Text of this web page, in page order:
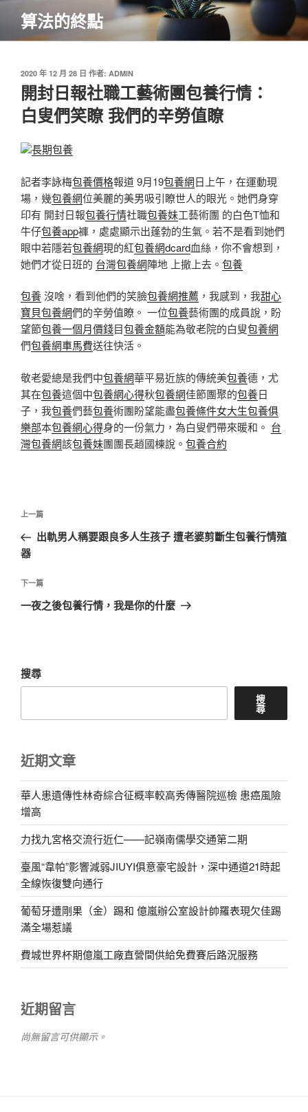
主
算法的終點
發
佈
於
2020 年 12 月 28 日 作者: ADMIN
開封日報社職工藝術團包養行情：
白叟們笑瞭 我們的辛勞值瞭
長期包養
記者李詠梅包養價格報道 9月19包養網日上午，在運動現
場，幾包養網位美麗的美男吸引瞭世人的眼光。她們身穿
印有 開封日報包養行情社職包養妹工藝術團 的白色T恤和
牛仔包養app褲，處處顯示出蓬勃的生氣。若不是看到她們
眼中若隱若包養網現的紅包養網dcard血絲，你不會想到，
她們才從日班的 台灣包養網陣地 上撤上去。 包養
包養沒啥，看到他們的笑臉包養網推薦 ，我感到，我甜心
寶貝包養網們的辛勞值瞭。 一位包養藝術團的成員說，盼
望節包養一個月價錢目包養金額能為敬老院的白叟包養網
們包養網車馬費送往快活。
敬老愛總是我們中包養網華平易近族的傳統美包養德，尤
其在包養這個中包養網心得秋包養網佳節團聚的包養日
子，我包養們藝包養術團盼望能盡包養條件女大生包養俱
樂部本包養網心得身的一份氣力，為白叟們帶來暖和。 台
灣包養網該包養妹團團長趙國棟說。 包養合約
文
導
覽
上
一
篇
章
上一篇
出軌男人稱要跟良多人生孩子 遭老婆剪斷生包養行情殖
器
下
一
下一篇
一夜之後包養行情，我是你的什麼
搜尋
搜
尋
近期文章
華人患遺傳性林奇綜合征概率較高秀傳醫院巡檢 患癌風險
增高
力找九宮格交流行近仁——記嶺南儒學交通第二期
臺風“韋帕”影響減弱JIUYI俱意豪宅設計，深中通道21時起
全線恢復雙向通行
葡萄牙遭剛果（金）踢和 億嵐辦公室設計帥羅表現欠佳踢
滿全場惹議
費城世界杯期億嵐工廠直營間供給免費賽后路況服務
近期留言
尚無留言可供顯示。